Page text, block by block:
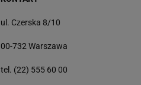
ul. Czerska 8/10
00-732 Warszawa
tel. (22) 555 60 00